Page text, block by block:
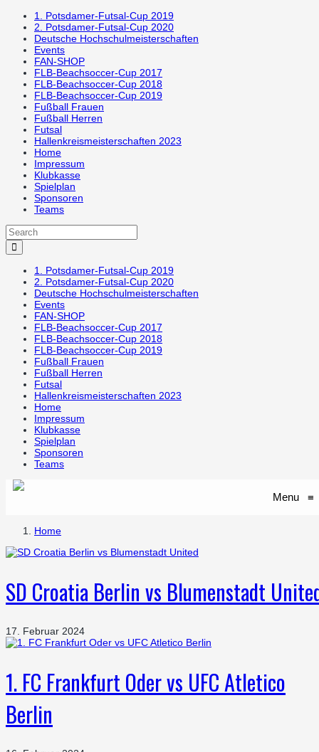
1. Potsdamer-Futsal-Cup 2019
2. Potsdamer-Futsal-Cup 2020
Deutsche Hochschulmeisterschaften
Events
FAN-SHOP
FLB-Beachsoccer-Cup 2017
FLB-Beachsoccer-Cup 2018
FLB-Beachsoccer-Cup 2019
Fußball Frauen
Fußball Herren
Futsal
Hallenkreismeisterschaften 2023
Home
Impressum
Klubkasse
Spielplan
Sponsoren
Teams
1. Potsdamer-Futsal-Cup 2019
2. Potsdamer-Futsal-Cup 2020
Deutsche Hochschulmeisterschaften
Events
FAN-SHOP
FLB-Beachsoccer-Cup 2017
FLB-Beachsoccer-Cup 2018
FLB-Beachsoccer-Cup 2019
Fußball Frauen
Fußball Herren
Futsal
Hallenkreismeisterschaften 2023
Home
Impressum
Klubkasse
Spielplan
Sponsoren
Teams
Menu ≡
Home
SD Croatia Berlin vs Blumenstadt
17. Februar 2024
1. FC Frankfurt Oder vs UFC Atletico
Berlin